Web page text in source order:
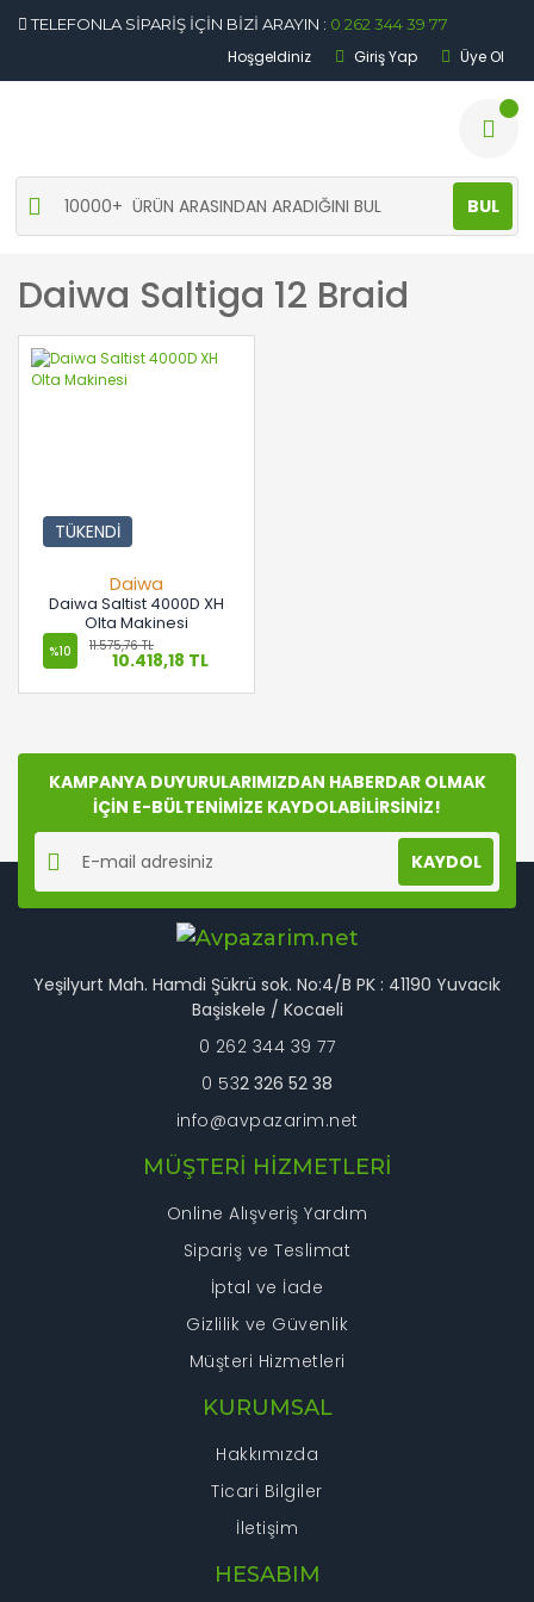
TELEFONLA SİPARİŞ İÇİN BİZİ ARAYIN : 0 262 344 39 77
Hoşgeldiniz Giriş Yap Üye Ol
BUL
Daiwa Saltiga 12 Braid
TÜKENDİ
Daiwa
Daiwa Saltist 4000D XH
Olta Makinesi
%10 11.575,76 TL
10.418,18 TL
KAMPANYA DUYURULARIMIZDAN HABERDAR OLMAK
İÇİN E-BÜLTENİMİZE KAYDOLABİLİRSİNİZ!
KAYDOL
Yeşilyurt Mah. Hamdi Şükrü sok. No:4/B PK : 41190 Yuvacık
Başiskele / Kocaeli
0 262 344 39 77
0 532 326 52 38
info@avpazarim.net
MÜŞTERİ HİZMETLERİ
Online Alışveriş Yardım
Sipariş ve Teslimat
İptal ve İade
Gizlilik ve Güvenlik
Müşteri Hizmetleri
KURUMSAL
Hakkımızda
Ticari Bilgiler
İletişim
HESABIM